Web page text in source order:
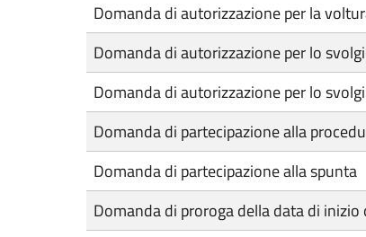
Domanda di autorizzazione per la
Domanda di autorizzazione per lo
Domanda di autorizzazione per lo
Domanda di partecipazione alla
Domanda di partecipazione alla spunta
Domanda di proroga della data di